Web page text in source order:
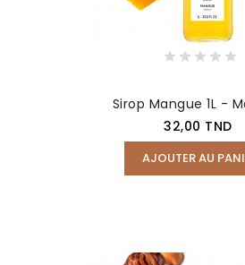
Sirop Mangue 1L -
Prix
32,00 TND
AJOUTER AU